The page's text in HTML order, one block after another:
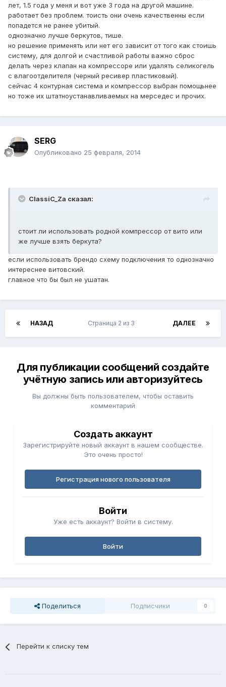
лет, 1.5 года у меня и вот уже 3 года на другой машине.
работает без проблем. тоисть они очень качественны если
попадется не ранее убитый.
однозначно лучше беркутов, тише.
но решение применять или нет его зависит от того как стоишь
систему, для долгой и счастливой работы важно сброс
делать через клапан на компрессоре или удалять селикогель
с влагоотделителя (черный ресивер пластиковый).
сейчас 4 контурная система и компрессор выбран помощьнее
но тоже их штатноустанавливаемых на мерседес и прочих.
SERG
Опубликовано 25 февраля, 2014
ClassiC_Za сказал:
стоит ли использовать родной компрессор от вито или
же лучше взять беркута?
если использовать брендо схему подключения то однозначно
интереснее витовский.
главное что бы был не ушатан.
НАЗАД ДАЛЕЕ
Страница 2 из 3
Для публикации сообщений создайте
учётную запись или авторизуйтесь
Вы должны быть пользователем, чтобы оставить
комментарий
Создать аккаунт
Зарегистрируйте новый аккаунт в нашем сообществе.
Это очень просто!
Регистрация нового пользователя
Войти
Уже есть аккаунт? Войти в систему.
Войти
Поделиться Подписчики 0
Перейти к списку тем